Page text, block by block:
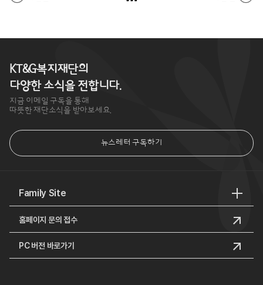
KT&G복지재단의
다양한 소식을 전합니다.
지금 이메일 구독을 통해
따뜻한 재단소식을 받아보세요.
뉴스레터 구독하기
Family Site
홈페이지 문의 접수
PC 버전 바로가기